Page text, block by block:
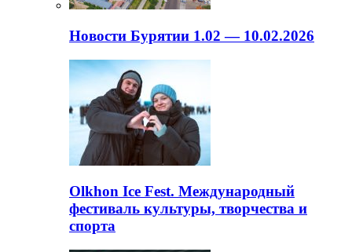
Новости Бурятии 1.02 — 10.02.2026
Olkhon Ice Fest. Международный
фестиваль культуры, творчества и
спорта